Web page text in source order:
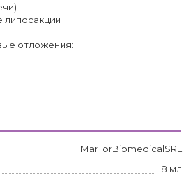
липосакции
отложения:
MarllorBiomedicalSRL
8 мл